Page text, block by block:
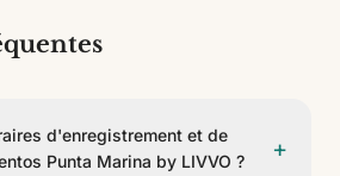
d'enregistrement et de
Punta Marina by LIVVO ?
+